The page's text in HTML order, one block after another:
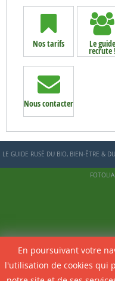
Nos tarifs Le guide
recrute !
Nous contacter
LE GUIDE RUSÉ DU BIO, BIEN-ÊTRE &
En poursuivant votre
l'utilisation de cookies qui